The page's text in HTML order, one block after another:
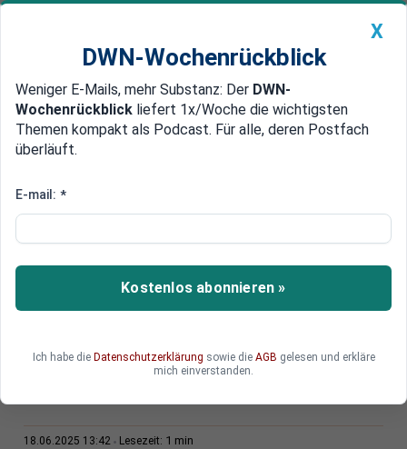
Newsticker MEIN DWN: Geldanlage Premium
Edelmetalle DWN-Magazin China
Diäten, Rente und Pflege - was
Gerade in der Urlaubszeit wäre mehr Geld auf
dem Konto ein Traum: Für wen ab Juli mehr drin
ist und welche Fristen Sie beachten sollten.
18.06.2025 13:42 Lesezeit: 1 min
X
DWN-Wochenrückblick
Weniger E-Mails, mehr Substanz: Der DWN-
Wochenrückblick liefert 1x/Woche die wichtigsten
Themen kompakt als Podcast. Für alle, deren Postfach
überläuft.
E-mail: *
Kostenlos abonnieren »
Ich habe die Datenschutzerklärung sowie die AGB gelesen und erkläre
mich einverstanden.